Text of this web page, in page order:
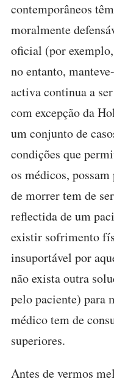
contemporâneos
moralmente
oficial (por
no entanto,
activa continua a
com excepção da
um conjunto de
condições que
os médicos,
de morrer tem de
reflectida de um
existir sofrimento
insuportável por
não exista outra
pelo paciente) para
médico tem de
superiores.
Antes de vermos